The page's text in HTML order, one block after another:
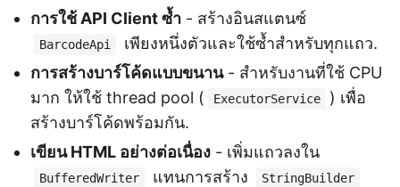
การใช้ API Client ซ้ำ - สร้างอินสแตนซ์
BarcodeApi
เพียงหนึ่งตัวและใช้ซ้ำสำหรับทุกแถว.
การสร้างบาร์โค้ดแบบขนาน- สำหรับงานที่ใช้ CPU
มาก ให้ใช้ thread pool (
ExecutorService
) เพื่อ
สร้างบาร์โค้ดพร้อมกัน.
เขียน HTML อย่างต่อเนื่อง - เพิ่มแถวลงใน
BufferedWriter แทนการสร้าง StringBuilder